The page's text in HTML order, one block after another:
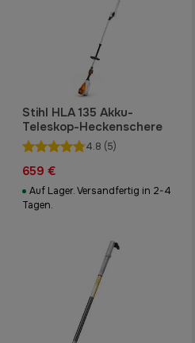
Stihl HLA 135 Akku-
Teleskop-Heckenschere
4.8 (5)
659 €
Auf Lager. Versandfertig in 2-4
Tagen.